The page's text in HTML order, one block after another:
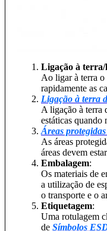
Ligação à terra/
Ao ligar à terra o
rapidamente as
Ligação à terra
A ligação à terra
estáticas quando
Áreas
As áreas
áreas devem
Embalagem:
Os materiais de
a utilização de
o transporte e o
Etiquetagem:
Uma rotulagem
de Símbolos